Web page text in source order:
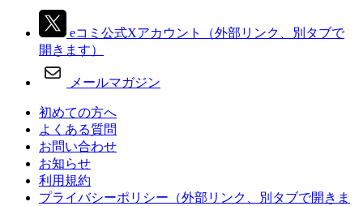
eコミ公式Xアカウント
（外部リンク、別タブで
開きます）
メールマガジン
初めての方へ
よくある質問
お問い合わせ
お知らせ
利用規約
プライバシーポリシー （外部リンク、別タブで開きま